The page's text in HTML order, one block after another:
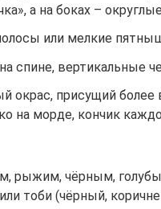
а на боках –
или мелкие
спине, вертикальные
окрас, присущий
на морде, кончик
рыжим, чёрным,
тоби (чёрный,